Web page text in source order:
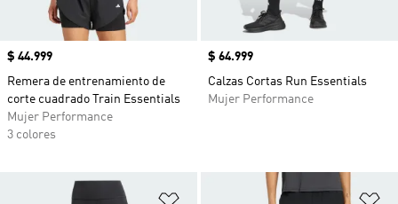
Precio
$ 44.999
Remera de entrenamiento de
corte cuadrado Train Essentials
Mujer Performance
3 colores
Precio
$ 64.999
Calzas Cortas Run Essentials
Mujer Performance
Añadir a la lista de deseos